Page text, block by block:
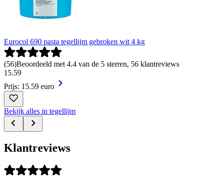
Eurocol 690 pasta tegellijm gebroken wit 4 kg
(56)Beoordeeld met 4.4 van de 5 sterren, 56 klantreviews
15.59
Prijs: 15.59 euro
Bekijk alles in tegellijm
Klantreviews